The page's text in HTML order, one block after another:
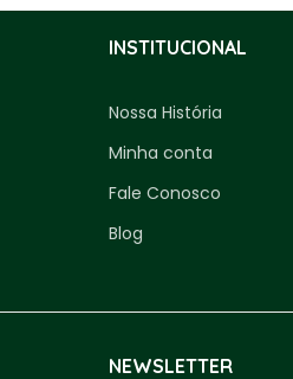
INSTITUCIONAL
Nossa História
Minha conta
Fale Conosco
Blog
NEWSLETTER